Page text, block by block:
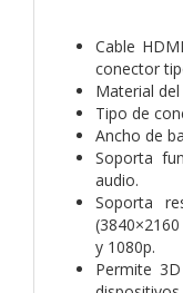
Cable
conector
Material
Tipo de
Ancho de
Soporta
audio.
Soporta
y 1080p.
Permite